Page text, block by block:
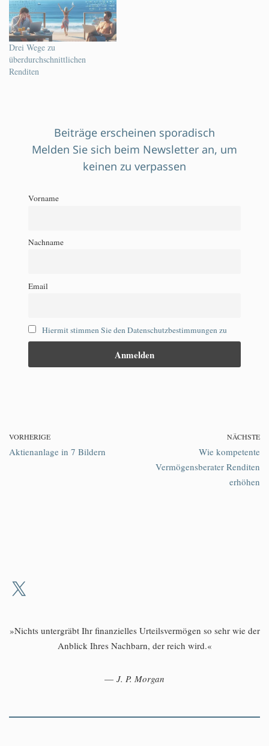
Drei Wege zu
überdurchschnittlichen
Renditen
Beiträge erscheinen sporadisch
Melden Sie sich beim Newsletter an, um
keinen zu verpassen
Vorname
Nachname
Email
Hiermit stimmen Sie den Datenschutzbestimmungen zu
VORHERIGE
Aktienanlage in 7 Bildern
NÄCHSTE
Wie kompetente
Vermögensberater Renditen
erhöhen
»Nichts untergräbt Ihr finanzielles Urteilsvermögen so sehr wie der
Anblick Ihres Nachbarn, der reich wird.«
— J. P. Morgan